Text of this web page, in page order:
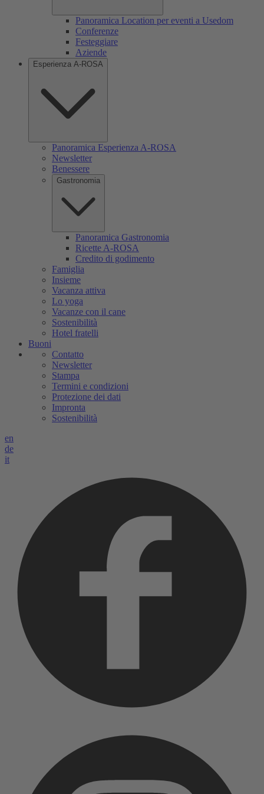
Panoramica Location per eventi a Usedom
Conferenze
Festeggiare
Aziende
Esperienza A-ROSA
Panoramica Esperienza A-ROSA
Newsletter
Benessere
Gastronomia
Panoramica Gastronomia
Ricette A-ROSA
Credito di godimento
Famiglia
Insieme
Vacanza attiva
Lo yoga
Vacanze con il cane
Sostenibilità
Hotel fratelli
Buoni
Contatto
Newsletter
Stampa
Termini e condizioni
Protezione dei dati
Impronta
Sostenibilità
en
de
it